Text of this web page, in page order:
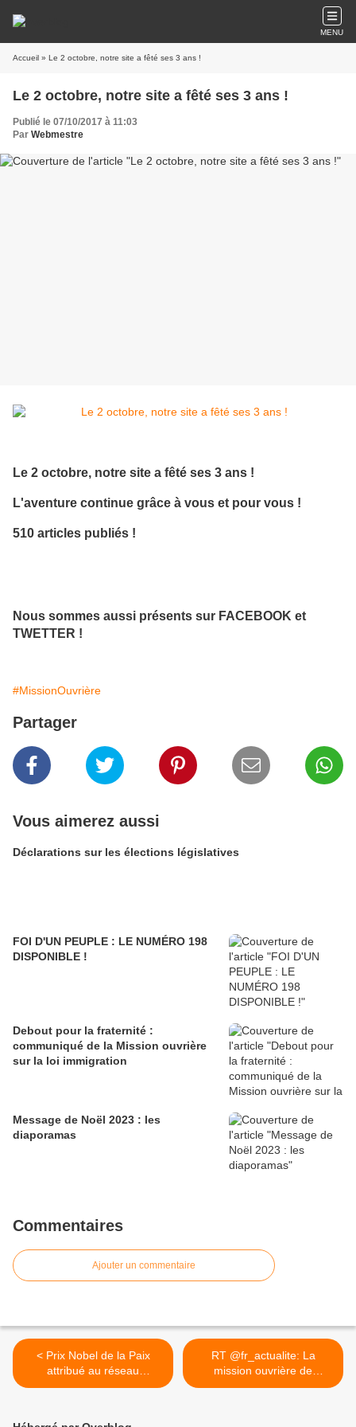
MENU
Accueil » Le 2 octobre, notre site a fêté ses 3 ans !
Le 2 octobre, notre site a fêté ses 3 ans !
Publié le 07/10/2017 à 11:03
Par Webmestre
Le 2 octobre, notre site a fêté ses 3 ans !
L'aventure continue grâce à vous et pour vous !
510 articles publiés !
Nous sommes aussi présents sur FACEBOOK et
TWETTER !
#MissionOuvrière
Partager
Vous aimerez aussi
Déclarations sur les élections législatives
FOI D'UN PEUPLE : LE NUMÉRO 198
DISPONIBLE !
Debout pour la fraternité :
communiqué de la Mission ouvrière
sur la loi immigration
Message de Noël 2023 : les
diaporamas
Commentaires
Ajouter un commentaire
< Prix Nobel de la Paix
attribué au réseau
international ICAN
RT @fr_actualite: La
mission ouvrière de
Rouen... >